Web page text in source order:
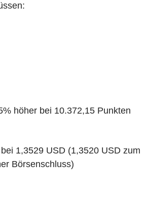
höher bei 10.372,15 Punkten
1,3529 USD (1,3520 USD zum
Börsenschluss)